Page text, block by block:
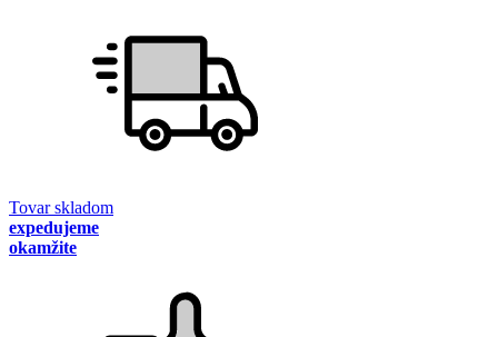
Tovar skladom
expedujeme
okamžite